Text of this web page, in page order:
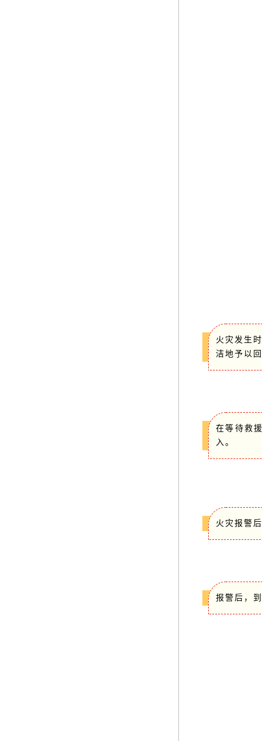
火灾发生
洁地予以
在等待救
入。
火灾报警
报警后，